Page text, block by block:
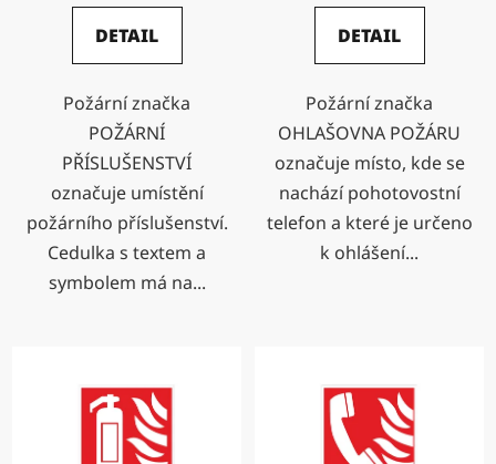
DETAIL
Požární značka
POŽÁRNÍ
PŘÍSLUŠENSTVÍ
označuje umístění
požárního příslušenství.
Cedulka s textem a
symbolem má na...
DETAIL
Požární značka
OHLAŠOVNA POŽÁRU
označuje místo, kde se
nachází pohotovostní
telefon a které je určeno
k ohlášení...